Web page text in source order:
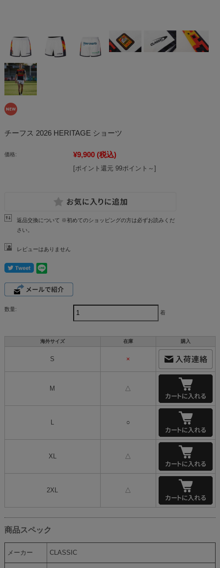
チーフス 2026 HERITAGE ショーツ
価格: ¥9,900 (税込)
[ポイント還元 99ポイント～]
返品交換について ※初めてのショッピングの方は必ずお読みくだ
さい。
レビューはありません
数量:
着
海外サイズ 在庫 購入
S ×
M △
○
XL △
2XL △
商品スペック
メーカー CLASSIC